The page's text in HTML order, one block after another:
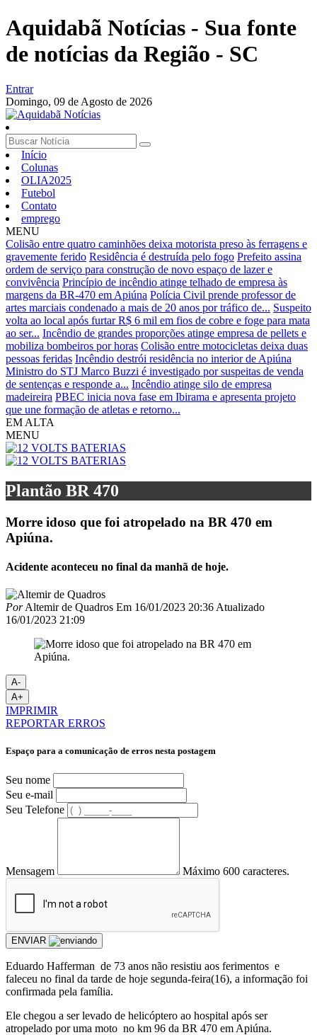
Aquidabã Notícias - Sua fonte
de notícias da Região - SC
Entrar
Domingo, 09 de Agosto de 2026
Início
Colunas
OLIA2025
Futebol
Contato
emprego
MENU
Colisão entre quatro caminhões deixa motorista preso às ferragens e
gravemente ferido Residência é destruída pelo fogo Prefeito assina
ordem de serviço para construção de novo espaço de lazer e
convivência Princípio de incêndio atinge telhado de empresa às
margens da BR-470 em Apiúna Polícia Civil prende professor de
artes marciais condenado a mais de 20 anos por tráfico de... Suspeito
volta ao local após furtar R$ 6 mil em fios de cobre e foge para mata
ao ser... Incêndio de grandes proporções atinge empresa de pellets e
mobiliza bombeiros por horas Colisão entre motocicletas deixa duas
pessoas feridas Incêndio destrói residência no interior de Apiúna
Ministro do STJ Marco Buzzi é investigado por suspeitas de venda
de sentenças e responde a... Incêndio atinge silo de empresa
madeireira PBEC inicia nova fase em Ibirama e apresenta projeto
que une formação de atletas e retorno...
EM ALTA
MENU
Plantão BR 470
Morre idoso que foi atropelado na BR 470 em
Apiúna.
Acidente aconteceu no final da manhã de hoje.
PorAltemir de Quadros Em 16/01/2023 20:36 Atualizado
16/01/2023 21:09
A-
A+
IMPRIMIR
REPORTAR ERROS
Espaço para a comunicação de erros nesta postagem
Seu nome
Seu e-mail
Seu Telefone
Mensagem Máximo 600 caracteres.
ENVIAR
Eduardo Hafferman de 73 anos não resistiu aos ferimentos e
faleceu no final da tarde de hoje segunda-feira(16), a informação foi
confirmada pela família.
Ele chegou a ser levado de helicóptero ao hospital após ser
atropelado por uma moto no km 96 da BR 470 em Apiúna.